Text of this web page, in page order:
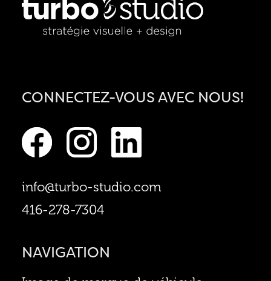
CONNECTEZ-VOUS AVEC NOUS!
info@turbo-studio.com
416-278-7304
NAVIGATION